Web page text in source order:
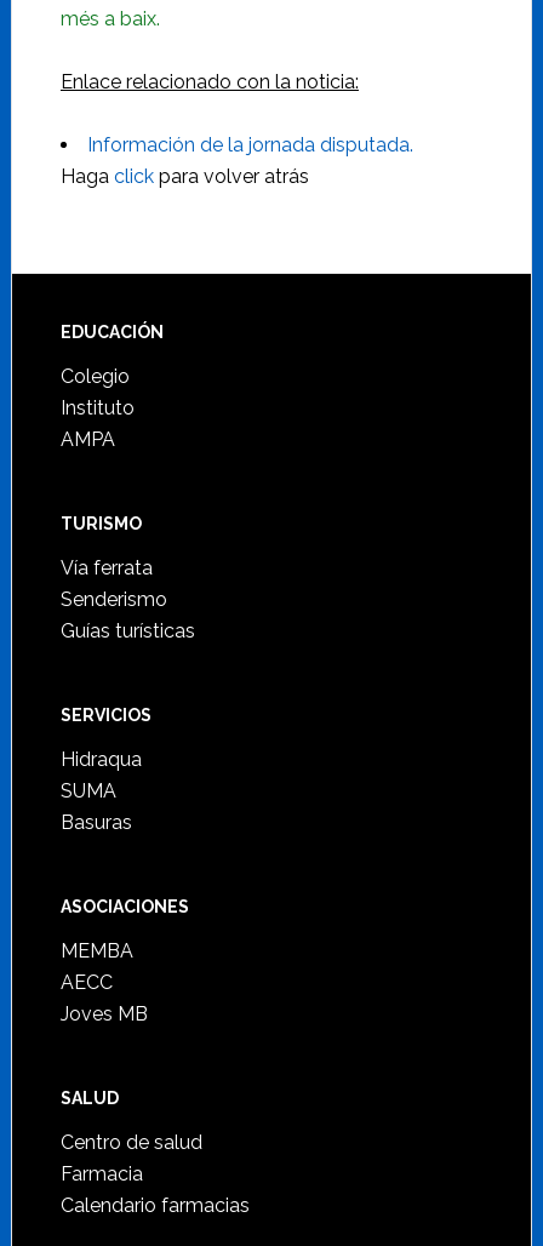
més a baix.
Enlace relacionado con la noticia:
Información de la jornada disputada.
Haga clickpara volver atrás
Footer
EDUCACIÓN
Colegio
Instituto
AMPA
TURISMO
Vía ferrata
Senderismo
Guías turísticas
SERVICIOS
Hidraqua
SUMA
Basuras
ASOCIACIONES
MEMBA
AECC
Joves MB
SALUD
Centro de salud
Farmacia
Calendario farmacias